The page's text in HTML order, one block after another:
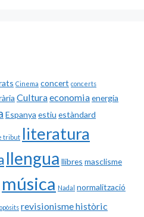
Cinema concert concerts
Culturaeconomiaenergia
Espanya estiu estàndard
tribut literatura
llengua llibres masclisme
música Nadal normalització
revisionisme històric